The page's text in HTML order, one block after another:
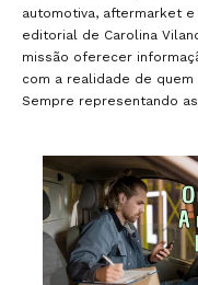
automotiva, aftermarket
editorial de Carolina
missão oferecer
com a realidade de
Sempre representando